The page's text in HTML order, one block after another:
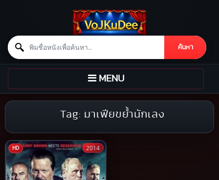
Search for:
ค้นหา
Skip to content
TOGGLE
NAVIGATION
MENU
Tag: มาเฟียขย้ำนักเลง
HD 2014